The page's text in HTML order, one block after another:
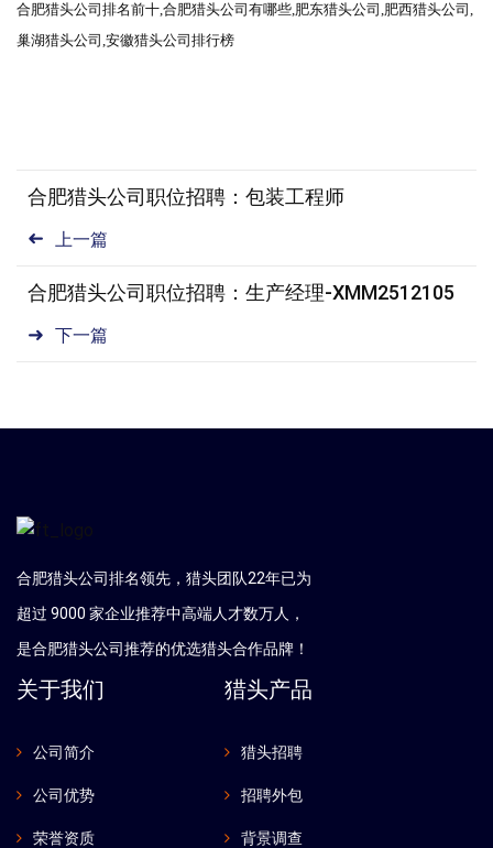
合肥猎头公司 排名前十,合肥猎头公司 有哪些,肥东猎头公司 ,肥西猎头公司 ,
巢湖猎头公司,安徽猎头公司排行榜
上一篇
合肥猎头公司职位招聘：包装工程师
下一篇
合肥猎头公司职位招聘：生产经理-XMM2512105
合肥猎头公司排名领先，猎头团队22年已为
超过 9000 家企业推荐中高端人才数万人，
是合肥猎头公司推荐的优选猎头合作品牌！
关于我们
公司简介
公司优势
荣誉资质
猎头产品
猎头招聘
招聘外包
背景调查